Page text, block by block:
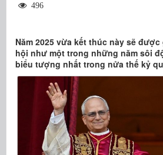
496
Năm 2025 vừa kết thúc này sẽ
hội như một trong những năm sôi
biểu tượng nhất trong nửa thế kỷ